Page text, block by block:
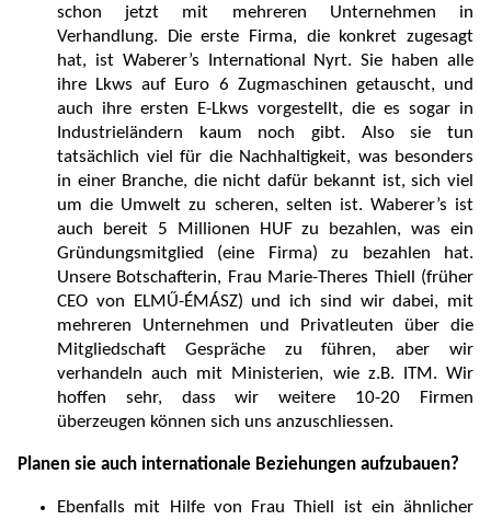
schon jetzt mit mehreren Unternehmen in
Verhandlung. Die erste Firma, die konkret zugesagt
hat, ist Waberer’s International Nyrt. Sie haben alle
ihre Lkws auf Euro 6 Zugmaschinen getauscht, und
auch ihre ersten E-Lkws vorgestellt, die es sogar in
Industrieländern kaum noch gibt. Also sie tun
tatsächlich viel für die Nachhaltigkeit, was besonders
in einer Branche, die nicht dafür bekannt ist, sich viel
um die Umwelt zu scheren, selten ist. Waberer’s ist
auch bereit 5 Millionen HUF zu bezahlen, was ein
Gründungsmitglied (eine Firma) zu bezahlen hat.
Unsere Botschafterin, Frau Marie-Theres Thiell (früher
CEO von ELMŰ-ÉMÁSZ) und ich sind wir dabei, mit
mehreren Unternehmen und Privatleuten über die
Mitgliedschaft Gespräche zu führen, aber wir
verhandeln auch mit Ministerien, wie z.B. ITM. Wir
hoffen sehr, dass wir weitere 10-20 Firmen
überzeugen können sich uns anzuschliessen.
Planen sie auch internationale Beziehungen aufzubauen?
Ebenfalls mit Hilfe von Frau Thiell ist ein ähnlicher